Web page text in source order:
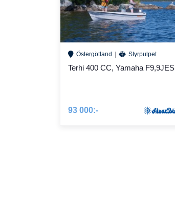
Östergötland Styrpulpet
Terhi 400 CC, Yamaha F9,9JES
93 000:-